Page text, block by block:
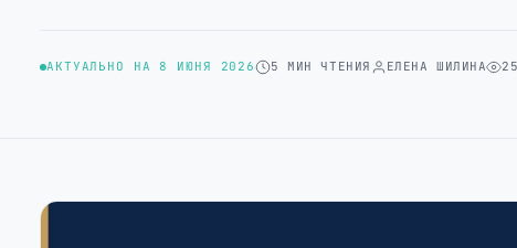
АКТУАЛЬНО НА 8 ИЮНЯ 2026 5 МИН ЧТЕНИЯ ЕЛЕНА ШИЛИНА